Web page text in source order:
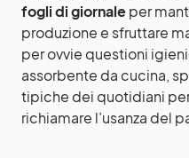
fogli di giornaleper
produzione e sfruttare
per ovvie questioni
assorbente da cucina,
tipiche dei quotidiani
richiamare l’usanza del